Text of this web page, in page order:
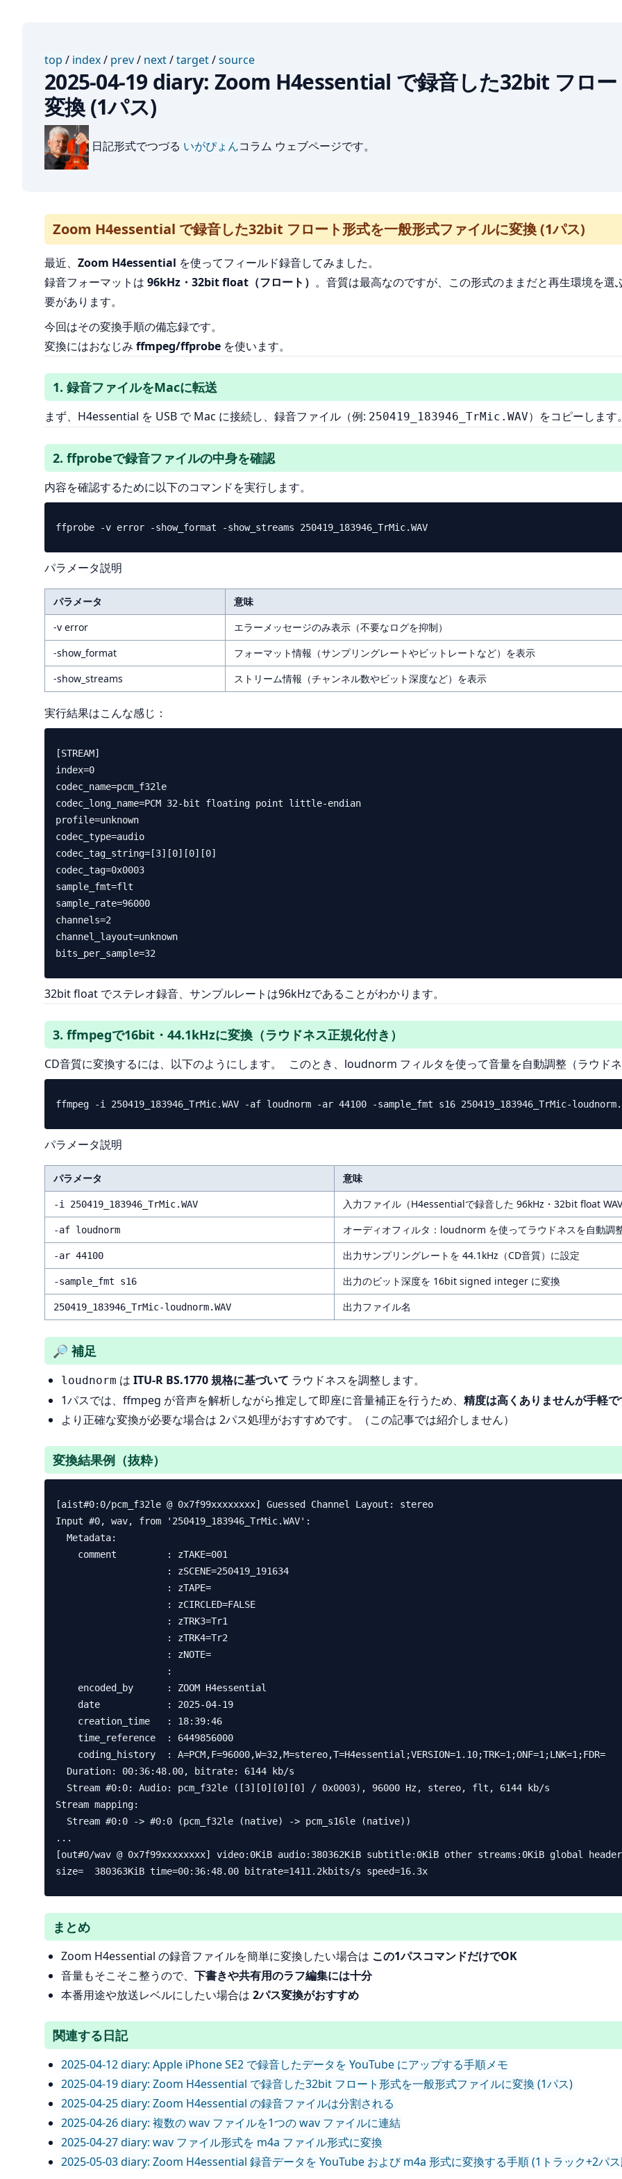
top / index/ prev/ next/target/source
2025-04-19 diary: Zoom H4essential で録音した32bit フロ
変換 (1パス)
日記形式でつづる いがぴょんコラム ウェブページです。
Zoom H4essential で録音した32bit フロート形式を一般形式ファイルに変換 (1パス)
最近、 Zoom H4essential を使ってフィールド録音してみました。
録音フォーマットは 96kHz・32bit float（フロート） 。音質は最高なのですが、この形式のままだと再生環境を
要があります。
今回はその変換手順の備忘録です。
変換にはおなじみ ffmpeg/ffprobe を使います。
1. 録音ファイルをMacに転送
まず、H4essential を USB で Mac に接続し、録音ファイル（例: 250419_183946_TrMic.WAV）をコピーします
2. ffprobeで録音ファイルの中身を確認
内容を確認するために以下のコマンドを実行します。
パラメータ説明
パラメータ
意味
-v error
エラーメッセージのみ表示（不要なログを抑制）
-show_format
フォーマット情報（サンプリングレートやビットレートなど）を表示
-show_streams
ストリーム情報（チャンネル数やビット深度など）を表示
実行結果はこんな感じ：
[STREAM]
index=0
codec_name=pcm_f32le
codec_long_name=PCM 32-bit floating point little-endian
profile=unknown
codec_type=audio
codec_tag_string=[3][0][0][0]
codec_tag=0x0003
sample_fmt=flt
sample_rate=96000
channels=2
channel_layout=unknown
32bit float でステレオ録音、サンプルレートは96kHzであることがわかります。
3. ffmpegで16bit・44.1kHzに変換（ラウドネス正規化付き）
CD音質に変換するには、以下のようにします。 このとき、loudnorm フィルタを使って音量を自動調整（ラウド
パラメータ説明
パラメータ 意味
-i 250419_183946_TrMic.WAV 入力ファイル（H4essentialで録音した 96kHz・32bit float
-af loudnorm オーディオフィルタ：loudnorm を使ってラウドネスを自動調
-ar 44100 出力サンプリングレートを 44.1kHz（CD音質）に設定
-sample_fmt s16 出力のビット深度を 16bit signed integer に変換
250419_183946_TrMic-loudnorm.WAV 出力ファイル名
🔎 補足
loudnorm は ITU-R BS.1770 規格に基づいて ラウドネスを調整します。
1パスでは、ffmpeg が音声を解析しながら推定して即座に音量補正を行うため、 精度は高くありませんが手軽で
より正確な変換が必要な場合は 2パス処理がおすすめです。（この記事では紹介しません）
変換結果例（抜粋）
[aist#0:0/pcm_f32le @ 0x7f99xxxxxxxx] Guessed Channel Layout: stereo
Input #0, wav, from '250419_183946_TrMic.WAV':
Stream mapping:
...
[out#0/wav @ 0x7f99xxxxxxxx] video:0KiB audio:380362KiB subtitle:0KiB other streams:0KiB global
まとめ
Zoom H4essential の録音ファイルを簡単に変換したい場合は この1パスコマンドだけでOK
音量もそこそこ整うので、 下書きや共有用のラフ編集には十分
本番用途や放送レベルにしたい場合は 2パス変換がおすすめ
関連する日記
2025-04-12 diary: Apple iPhone SE2 で録音したデータを YouTube にアップする手順メモ
2025-04-19 diary: Zoom H4essential で録音した32bit フロート形式を一般形式ファイルに変換 (1パス)
2025-04-25 diary: Zoom H4essential の録音ファイルは分割される
2025-04-26 diary: 複数の wav ファイルを1つの wav ファイルに連結
2025-04-27 diary: wav ファイル形式を m4a ファイル形式に変換
2025-05-03 diary: Zoom H4essential 録音データを YouTube および m4a 形式に変換する手順 (1トラック+2パ